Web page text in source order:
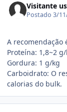
Visitante
Postado3/
A recomendação
Proteína: 1,8~2
Gordura: 1 g/kg
Carboidrato: O
calorias do bulk.